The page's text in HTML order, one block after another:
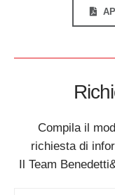
Compila il
richiesta di
Il Team